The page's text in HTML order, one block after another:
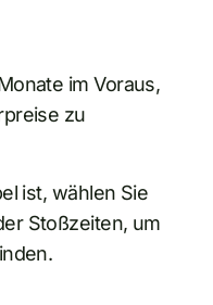
im Voraus,
zu
ist, wählen Sie
Stoßzeiten, um